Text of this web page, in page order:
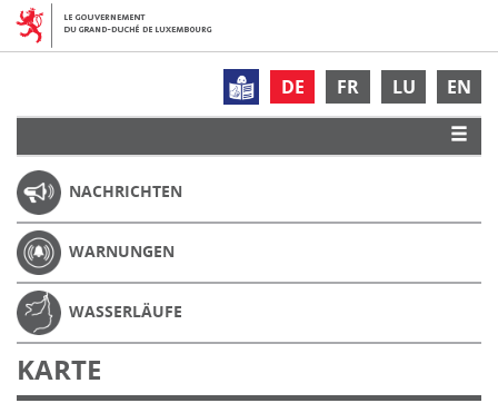
DE FR LU EN
NACHRICHTEN
WARNUNGEN
WASSERLÄUFE
KARTE